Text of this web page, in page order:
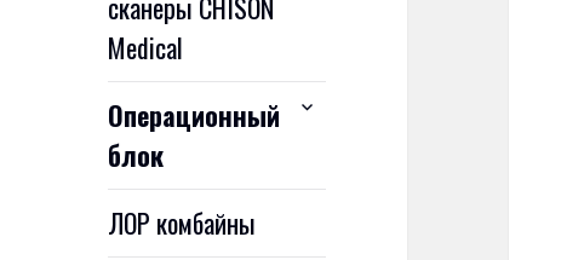
Medical
Операционный
блок
раскрыть
ЛОР комбайны